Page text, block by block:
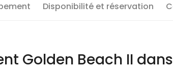
Disponibilité et réservation
Golden Beach II